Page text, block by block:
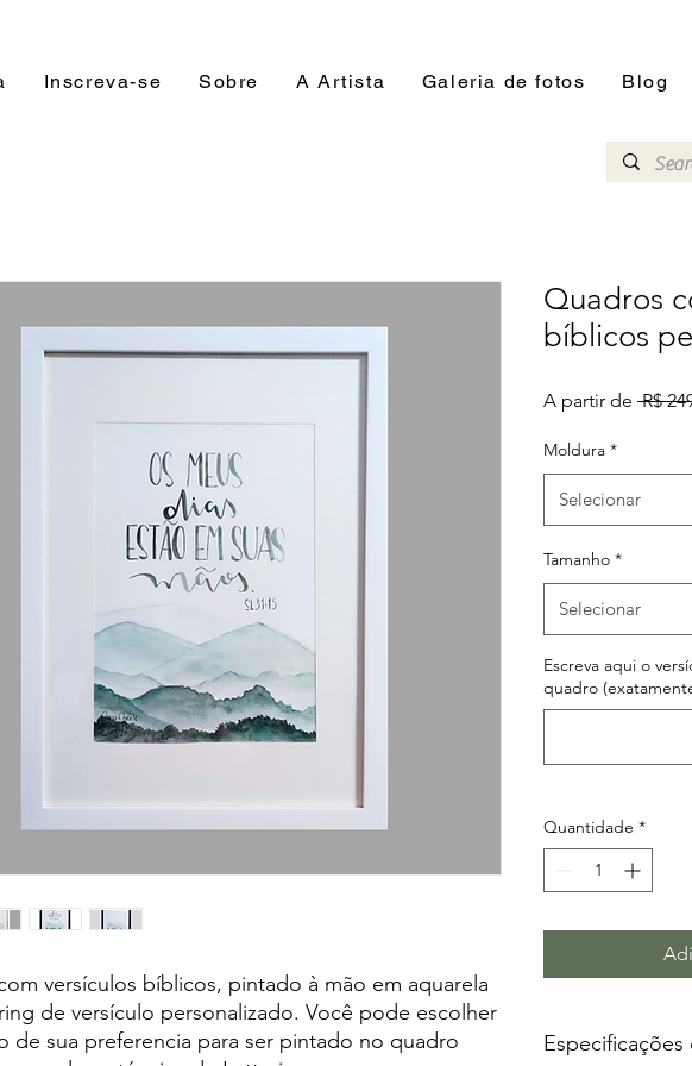
Inscreva-se Sobre A Artista Galeria de fotos Blog
versículos bíblicos, pintado à mão em aquarela
de versículo personalizado. Você pode escolher
de sua preferencia para ser pintado no quadro
Quadros
bíblicos
A partir de R$
Moldura *
Selecionar
Tamanho *
Selecionar
Escreva aqui o
quadro
Quantidade *